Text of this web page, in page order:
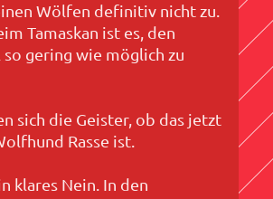
Wölfen definitiv nicht zu.
Tamaskan ist es, den
gering wie möglich zu
sich die Geister, ob das jetzt
Rasse ist.
klares Nein. In den